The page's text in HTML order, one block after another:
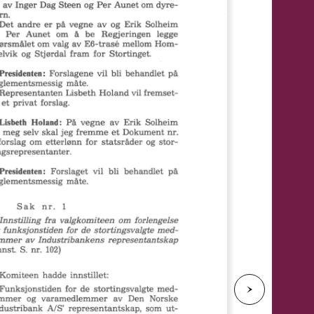
N
e
s
t
e
s
i
d
e